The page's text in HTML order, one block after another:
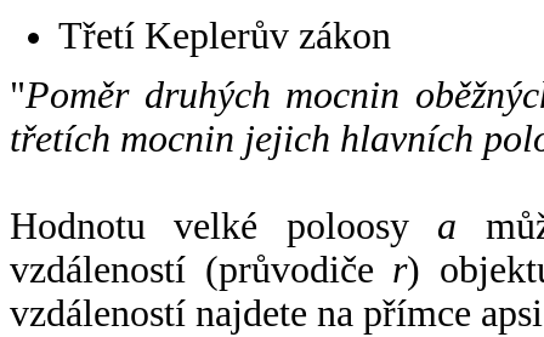
Třetí Keplerův zákon
"Poměr druhých mocnin
třetích mocnin jejich hlavních
Hodnotu velké poloosy a
vzdáleností (průvodiče r)
vzdáleností najdete na přímce